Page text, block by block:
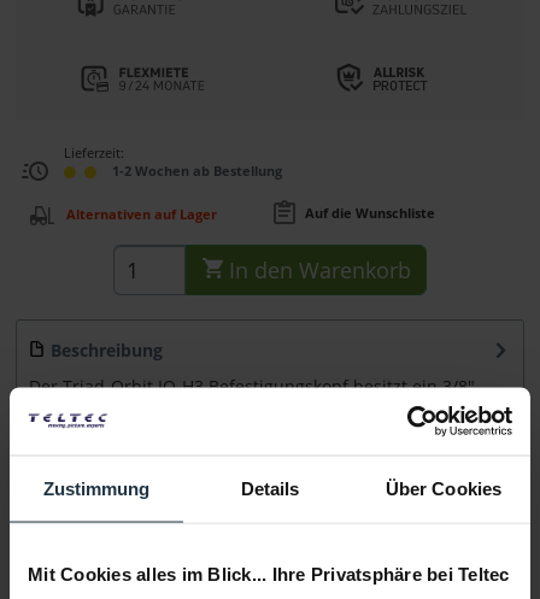
Zustimmung Details Über Cookies
Mit Cookies alles im Blick... Ihre Privatsphäre bei Teltec
Lieferzeit:
1-2 Wochen ab Bestellung
Alternativen auf Lager Auf die Wunschliste
In den Warenkorb
Beschreibung
Der Triad-Orbit IO-H3 Befestigungskopf besitzt ein 3/8"-
Gewinde und ist somit kompatibel mit...